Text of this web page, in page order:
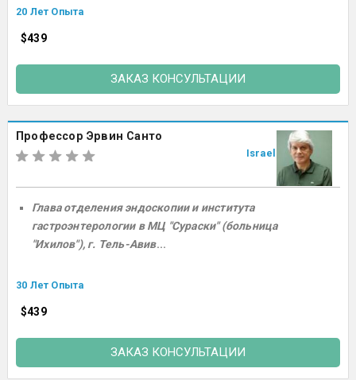
20 Лет Опыта
$439
ЗАКАЗ КОНСУЛЬТАЦИИ
Профессор Эрвин Санто
Israel
Глава отделения эндоскопии и института
гастроэнтерологии в МЦ "Сураски" (больница
"Ихилов"), г. Тель-Авив...
30 Лет Опыта
$439
ЗАКАЗ КОНСУЛЬТАЦИИ